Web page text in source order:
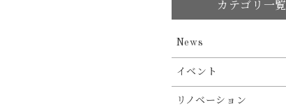
カテゴリ一覧
News
イベント
リノベーション